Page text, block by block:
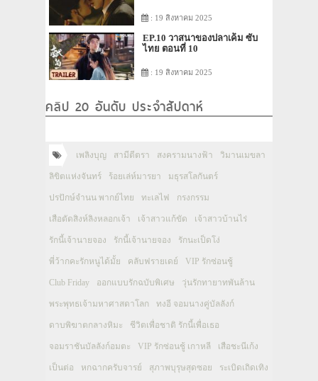
: 19 สิงหาคม 2025
EP.10 วาสนาของปลาเค็ม ซับ
ไทย ตอนที่ 10
: 19 สิงหาคม 2025
คลิป 20 อันดับ ประจำสัปดาห์
เพลิงบุญ สามีตีตรา สงครามนางฟ้า วิมานเมขลา
ลิขิตแห่งจันทร์ ร้อยเล่ห์มารยา มธุรสโลกันตร์
ปรปักษ์จำนน พากย์ไทย ทะเลไฟ กรงกรรม
เสือตัดสิงห์ลิงหลอกเจ้า เจ้าสาวแก้ขัด เจ้าสาวบ้านไร่
รักนี้เจ้านายจอง รักนี้เจ้านายจอง รักนะเป็ดโง่
พี่ว้ากคะรักหนูได้มั้ย คลับฟรายเดย์ VIP รักซ่อนชู้
Club Friday ออกแบบรักฉบับพิเศษ วุ่นรักทายาทพันล้าน
พระพุทธเจ้ามหาศาสดาโลก ทงอี จอมนางคู่บัลลังก์
ดาบพิฆาตกลางหิมะ ชีวิตเพื่อชาติ รักนี้เพื่อเธอ
จอมราชันบัลลังก์อมตะ VIP รักซ่อนชู้ เกาหลี เสือชะนีเก้ง
เป็นต่อ หกฉากครับจารย์ สุภาพบุรุษสุดซอย ระเบิดเถิดเทิง